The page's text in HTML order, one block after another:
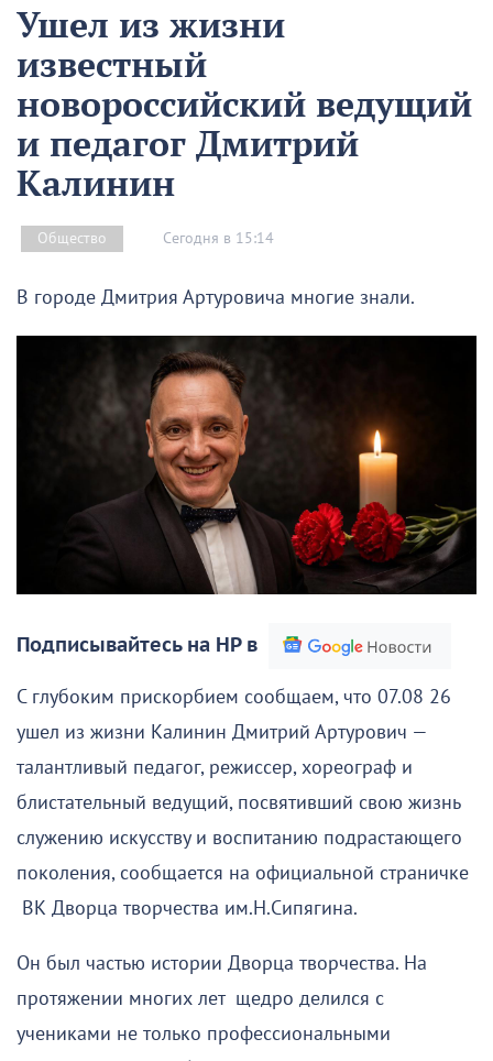
Ушел из жизни
известный
новороссийский ведущий
и педагог Дмитрий
Калинин
Общество Сегодня в 15:14
В городе Дмитрия Артуровича многие знали.
Подписывайтесь на НР в
С глубоким прискорбием сообщаем, что 07.08 26
ушел из жизни Калинин Дмитрий Артурович —
талантливый педагог, режиссер, хореограф и
блистательный ведущий, посвятивший свою жизнь
служению искусству и воспитанию подрастающего
поколения, сообщается на официальной страничке
ВК Дворца творчества им.Н.Сипягина.
Он был частью истории Дворца творчества. На
протяжении многих лет щедро делился с
учениками не только профессиональными